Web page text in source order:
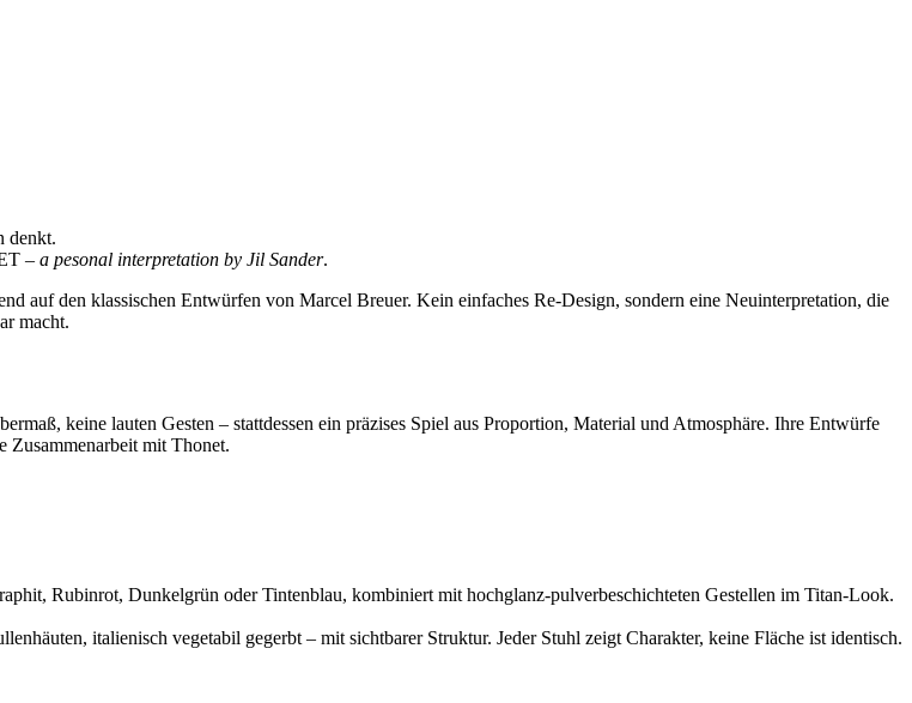
denkt.
– a pesonal interpretation by Jil Sander.
auf den klassischen Entwürfen von Marcel Breuer. Kein einfaches Re-Design, sondern eine Neuinterpretation, die
macht.
keine lauten Gesten – stattdessen ein präzises Spiel aus Proportion, Material und Atmosphäre. Ihre Entwürfe
Zusammenarbeit mit Thonet.
Rubinrot, Dunkelgrün oder Tintenblau, kombiniert mit hochglanz-pulverbeschichteten Gestellen im Titan-Look.
italienisch vegetabil gegerbt – mit sichtbarer Struktur. Jeder Stuhl zeigt Charakter, keine Fläche ist identisch.